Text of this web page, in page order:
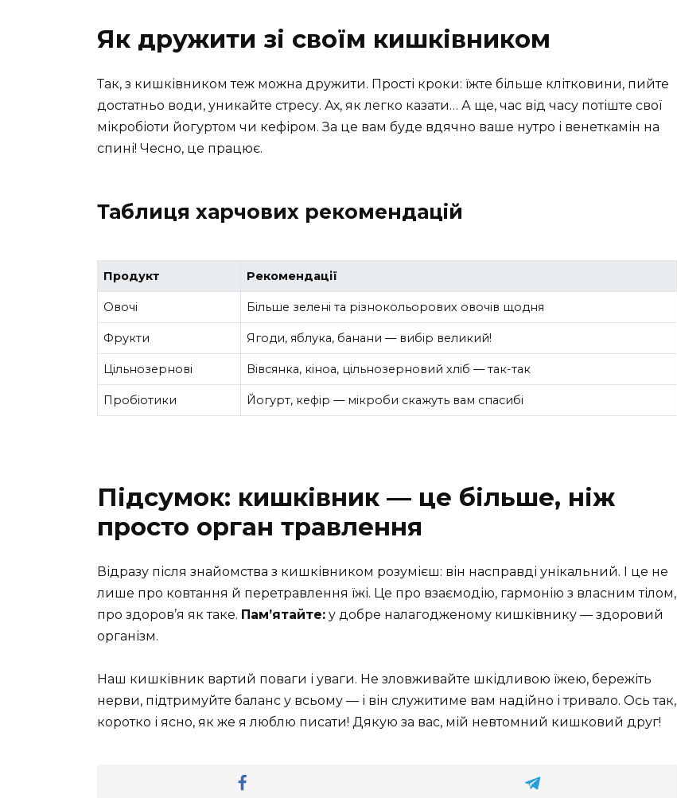
Як дружити зі своїм кишківником
Так, з кишківником теж можна дружити. Прості кроки: їжте більше клітковини, пийте
достатньо води, уникайте стресу. Ах, як легко казати… А ще, час від часу потіште свої
мікробіоти йогуртом чи кефіром. За це вам буде вдячно ваше нутро і венеткамін на
спині! Чесно, це працює.
Таблиця харчових рекомендацій
Продукт Рекомендації
Овочі Більше зелені та різнокольорових овочів щодня
Фрукти Ягоди, яблука, банани — вибір великий!
Цільнозернові Вівсянка, кіноа, цільнозерновий хліб — так-так
Пробіотики Йогурт, кефір — мікроби скажуть вам спасибі
Підсумок: кишківник — це більше, ніж
просто орган травлення
Відразу після знайомства з кишківником розумієш: він насправді унікальний. І це не
лише про ковтання й перетравлення їжі. Це про взаємодію, гармонію з власним тілом,
про здоров’я як таке. Пам’ятайте: у добре налагодженому кишківнику — здоровий
організм.
Наш кишківник вартий поваги і уваги. Не зловживайте шкідливою їжею, бережіть
нерви, підтримуйте баланс у всьому — і він служитиме вам надійно і тривало. Ось так,
коротко і ясно, як же я люблю писати! Дякую за вас, мій невтомний кишковий друг!